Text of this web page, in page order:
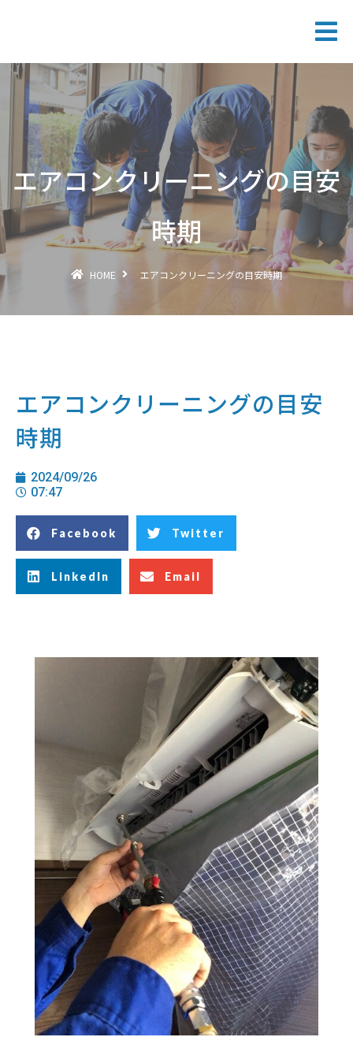
エアコンクリーニングの目安
時期
HOME エアコンクリーニングの目安時期
エアコンクリーニングの目安
時期
2024/09/26
07:47
Facebook Twitter
LinkedIn Email